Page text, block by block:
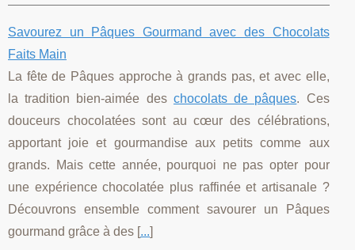
Savourez un Pâques Gourmand avec des Chocolats
Faits Main
La fête de Pâques approche à grands pas, et avec elle,
la tradition bien-aimée des chocolats de pâques. Ces
douceurs chocolatées sont au cœur des célébrations,
apportant joie et gourmandise aux petits comme aux
grands. Mais cette année, pourquoi ne pas opter pour
une expérience chocolatée plus raffinée et artisanale ?
Découvrons ensemble comment savourer un Pâques
gourmand grâce à des [...]